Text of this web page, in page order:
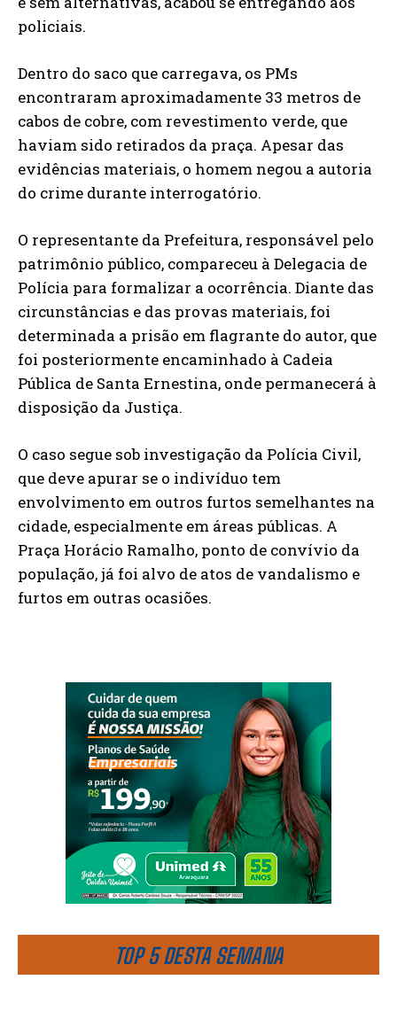
TOP 5 DESTA SEMANA
policiais.
Dentro do saco que carregava, os PMs
encontraram aproximadamente 33 metros de
cabos de cobre, com revestimento verde, que
haviam sido retirados da praça. Apesar das
evidências materiais, o homem negou a autoria
do crime durante interrogatório.
O representante da Prefeitura, responsável pelo
patrimônio público, compareceu à Delegacia de
Polícia para formalizar a ocorrência. Diante das
circunstâncias e das provas materiais, foi
determinada a prisão em flagrante do autor, que
foi posteriormente encaminhado à Cadeia
Pública de Santa Ernestina, onde permanecerá à
disposição da Justiça.
O caso segue sob investigação da Polícia Civil,
que deve apurar se o indivíduo tem
envolvimento em outros furtos semelhantes na
cidade, especialmente em áreas públicas. A
Praça Horácio Ramalho, ponto de convívio da
população, já foi alvo de atos de vandalismo e
furtos em outras ocasiões.